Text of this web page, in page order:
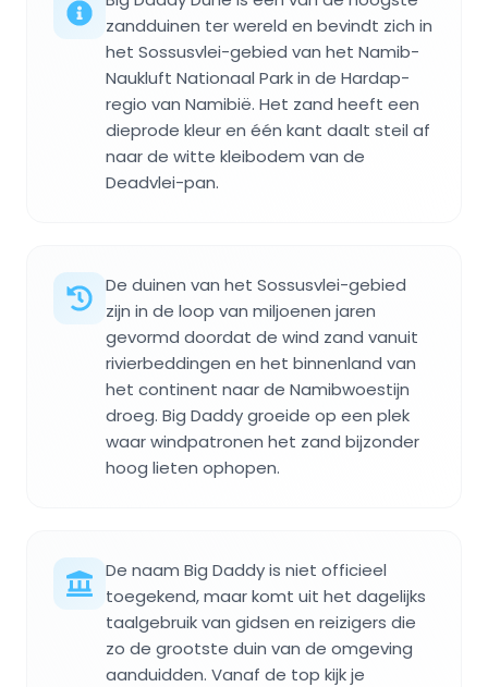
zandduinen ter wereld en bevindt zich in
het Sossusvlei-gebied van het Namib-
Naukluft Nationaal Park in de Hardap-
regio van Namibië. Het zand heeft een
dieprode kleur en één kant daalt steil af
naar de witte kleibodem van de
Deadvlei-pan.
De duinen van het Sossusvlei-gebied
zijn in de loop van miljoenen jaren
gevormd doordat de wind zand vanuit
rivierbeddingen en het binnenland van
het continent naar de Namibwoestijn
droeg. Big Daddy groeide op een plek
waar windpatronen het zand bijzonder
hoog lieten ophopen.
De naam Big Daddy is niet officieel
toegekend, maar komt uit het dagelijks
taalgebruik van gidsen en reizigers die
zo de grootste duin van de omgeving
aanduidden. Vanaf de top kijk je